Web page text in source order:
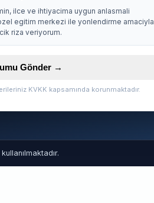
ilce ve ihtiyacima uygun anlasmali
egitim merkezi ile yonlendirme amaciyla
riza veriyorum.
Gönder →
KVKK kapsamında korunmaktadır.